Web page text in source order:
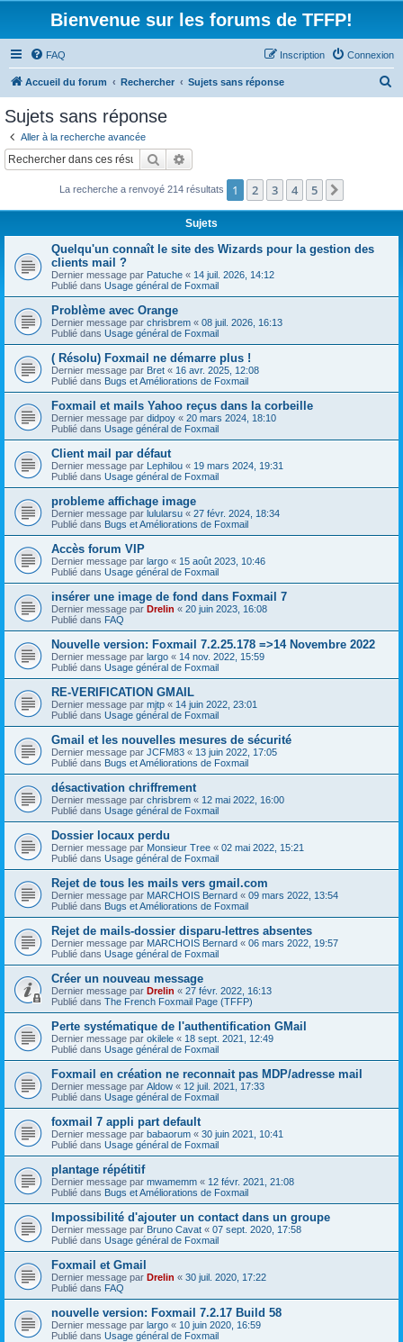
Bienvenue sur les forums de TFFP!
FAQ Connexion
Inscription
Accueil du forum Rechercher Sujets sans réponse
c
Sujets sans réponse
Aller à la recherche avancée
Rechercher
La recherche a renvoyé 214 résultats 1 2 3 4 5
Sujets
Quelqu'un connaît le site des Wizards pour la gestion des
clients mail ?
Dernier message par Patuche « 14 juil. 2026, 14:12
Publié dans Usage général de Foxmail
Problème avec Orange
Dernier message par chrisbrem « 08 juil. 2026, 16:13
Publié dans Usage général de Foxmail
( Résolu) Foxmail ne démarre plus !
Dernier message par Bret « 16 avr. 2025, 12:08
Publié dans Bugs et Améliorations de Foxmail
Foxmail et mails Yahoo reçus dans la corbeille
Dernier message par didpoy « 20 mars 2024, 18:10
Publié dans Usage général de Foxmail
Client mail par défaut
Dernier message par Lephilou « 19 mars 2024, 19:31
Publié dans Usage général de Foxmail
probleme affichage image
Dernier message par lulularsu « 27 févr. 2024, 18:34
Publié dans Bugs et Améliorations de Foxmail
Accès forum VIP
Dernier message par largo « 15 août 2023, 10:46
Publié dans Usage général de Foxmail
insérer une image de fond dans Foxmail 7
Dernier message par Drelin « 20 juin 2023, 16:08
Publié dans FAQ
Nouvelle version: Foxmail 7.2.25.178 =>14 Novembre 2022
Dernier message par largo « 14 nov. 2022, 15:59
Publié dans Usage général de Foxmail
RE-VERIFICATION GMAIL
Dernier message par mjtp « 14 juin 2022, 23:01
Publié dans Usage général de Foxmail
Gmail et les nouvelles mesures de sécurité
Dernier message par JCFM83 « 13 juin 2022, 17:05
Publié dans Bugs et Améliorations de Foxmail
désactivation chriffrement
Dernier message par chrisbrem « 12 mai 2022, 16:00
Publié dans Usage général de Foxmail
Dossier locaux perdu
Dernier message par Monsieur Tree « 02 mai 2022, 15:21
Publié dans Usage général de Foxmail
Rejet de tous les mails vers gmail.com
Dernier message par MARCHOIS Bernard « 09 mars 2022, 13:54
Publié dans Bugs et Améliorations de Foxmail
Rejet de mails-dossier disparu-lettres absentes
Dernier message par MARCHOIS Bernard « 06 mars 2022, 19:57
Publié dans Usage général de Foxmail
Créer un nouveau message
Dernier message par Drelin « 27 févr. 2022, 16:13
Publié dans The French Foxmail Page (TFFP)
Perte systématique de l'authentification GMail
Dernier message par okilele « 18 sept. 2021, 12:49
Publié dans Usage général de Foxmail
Foxmail en création ne reconnait pas MDP/adresse mail
Dernier message par Aldow « 12 juil. 2021, 17:33
Publié dans Usage général de Foxmail
foxmail 7 appli part default
Dernier message par babaorum « 30 juin 2021, 10:41
Publié dans Usage général de Foxmail
plantage répétitif
Dernier message par mwamemm « 12 févr. 2021, 21:08
Publié dans Bugs et Améliorations de Foxmail
Impossibilité d'ajouter un contact dans un groupe
Dernier message par Bruno Cavat « 07 sept. 2020, 17:58
Publié dans Usage général de Foxmail
Foxmail et Gmail
Dernier message par Drelin « 30 juil. 2020, 17:22
Publié dans FAQ
nouvelle version: Foxmail 7.2.17 Build 58
Dernier message par largo « 10 juin 2020, 16:59
Publié dans Usage général de Foxmail